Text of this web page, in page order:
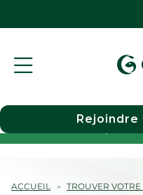
Choisir une
ACCUEIL
TROUVER